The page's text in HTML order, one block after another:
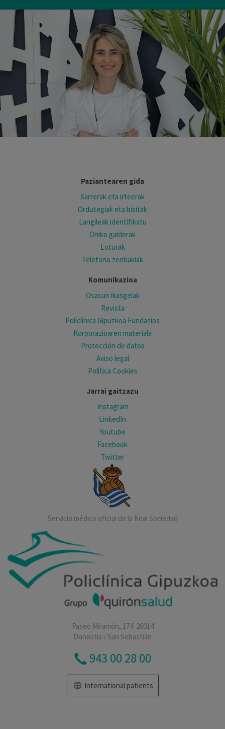
Paziantearen gida
Sarrerak eta irteerak
Ordutegiak eta bisitak
Langileak identifikatu
Ohiko galderak
Loturak
Telefono zenbakiak
Komunikazioa
Osasun ikasgelak
Revista
Policlínica Gipuzkoa Fundazioa
Korporazioaren materiala
Protección de datos
Aviso legal
Política Cookies
Jarrai gaitzazu
Instagram
LinkedIn
Youtube
Facebook
Twitter
Servicio médico oficial de la Real Sociedad
Paseo Miramón, 174. 20014
Donostia / San Sebastián
943 00 28 00
International patients